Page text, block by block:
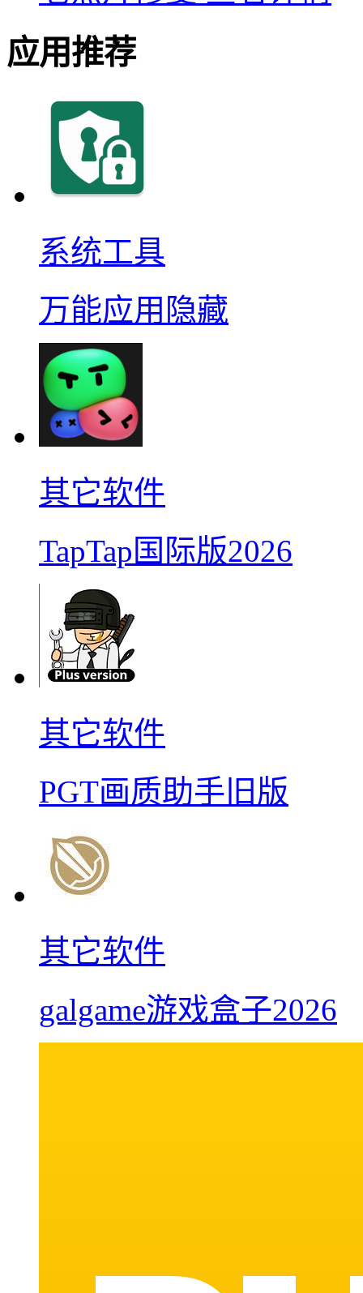
应用推荐
系统工具
万能应用隐藏
其它软件
TapTap国际版2026
其它软件
PGT画质助手旧版
其它软件
galgame游戏盒子2026